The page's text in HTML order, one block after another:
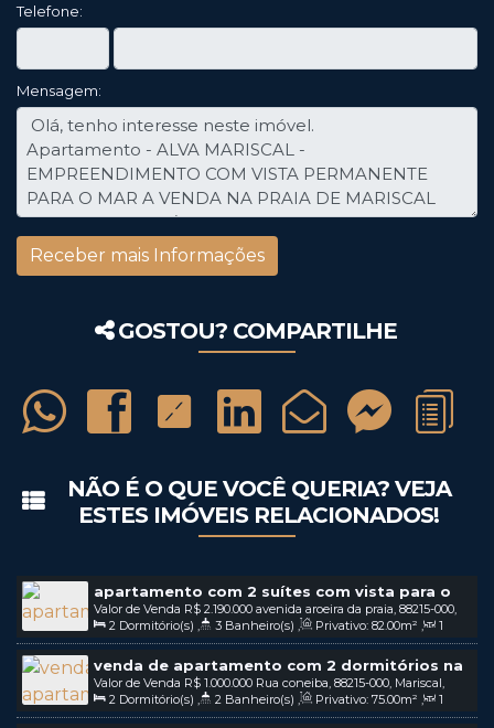
Telefone:
Mensagem:
GOSTOU? COMPARTILHE
NÃO É O QUE VOCÊ QUERIA? VEJA
ESTES IMÓVEIS RELACIONADOS!
apartamento com 2 suítes com vista para o
mar a venda na praia do mariscal em
bombinhas sc / COD: V198
R$ 2.190.000
Valor de Venda
avenida aroeira da praia, 88215-000,
Mariscal, Bombinhas, Santa Catarina, Brasil
2 Dormitório(s) 3 Banheiro(s) Privativo: 82 .00m²
1
Sala(s) , 2 Suíte(s) , 2 Vaga(s)
venda de apartamento com 2 dormitórios na
praia do Mariscal em Bombinhas - SC / COD:
v207
R$ 1.000.000
Valor de Venda
Rua coneiba, 88215-000, Mariscal,
Bombinhas, Santa Catarina, Brasil
2 Dormitório(s) 2 Banheiro(s) Privativo: 75.00m²
1
Sala(s) , 1 ~ 2 Suíte(s) , 2 Vaga(s)